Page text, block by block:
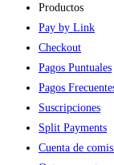
Productos
Pay by Link
Checkout
Pagos Puntuales
Pagos
Suscripciones
Split Payments
Cuenta de